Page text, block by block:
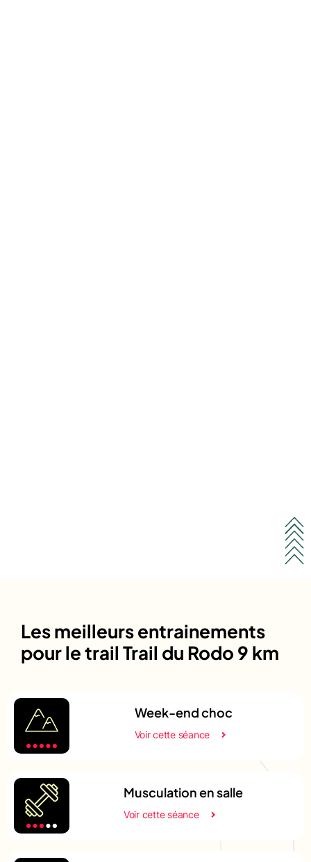
Les meilleurs entrainements
pour le trail Trail du Rodo 9 km
Week-end choc
Voir cette séance
Musculation en salle
Voir cette séance